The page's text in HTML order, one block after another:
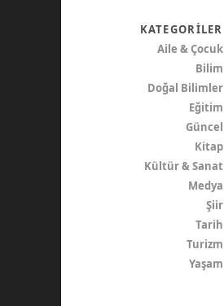
KATEGORILER
Aile & Çocuk
Bilim
Doğal Bilimler
Eğitim
Güncel
Kitap
Kültür & Sanat
Medya
Şiir
Tarih
Turizm
Yaşam